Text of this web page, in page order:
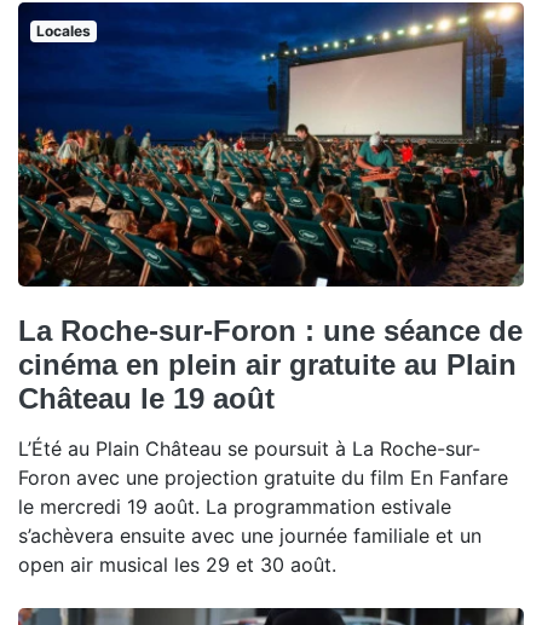
Locales
La Roche-sur-Foron : une séance de
cinéma en plein air gratuite au Plain
Château le 19 août
L’Été au Plain Château se poursuit à La Roche-sur-
Foron avec une projection gratuite du film En Fanfare
le mercredi 19 août. La programmation estivale
s’achèvera ensuite avec une journée familiale et un
open air musical les 29 et 30 août.